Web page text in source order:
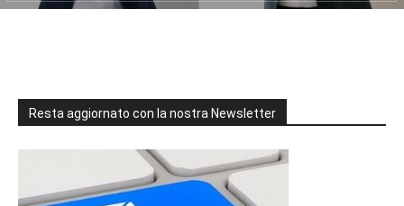
Resta aggiornato con la nostra Newsletter